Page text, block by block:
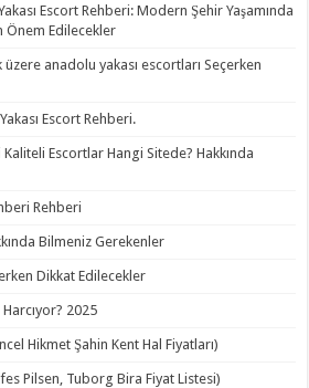
Escort Rehberi: Modern Şehir Yaşamında
Önem Edilecekler
anadolu yakası escortları Seçerken
Escort Rehberi.
Escortlar Hangi Sitede? Hakkında
Rehberi
Bilmeniz Gerekenler
Dikkat Edilecekler
Harcıyor? 2025
Hikmet Şahin Kent Hal Fiyatları)
Pilsen, Tuborg Bira Fiyat Listesi)